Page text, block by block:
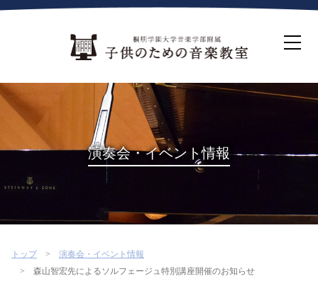
ホーム
生徒募集について
教室案内
コース紹介
概要・沿革
桐朋を選ぶ理由
インタビュー・コラム
よくある質問
演奏会・イベント情報
トップ
演奏会・イベント情報
森山智宏先によるソルフェージュ特別講座開催のお知らせ